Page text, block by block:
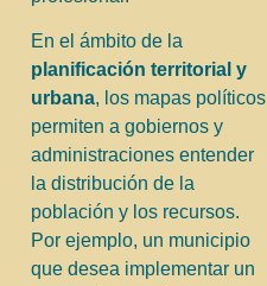
En el ámbito de la
planificación territorial y
urbana, los mapas políticos
permiten a gobiernos y
administraciones entender
la distribución de la
población y los recursos.
Por ejemplo, un municipio
que desea implementar un